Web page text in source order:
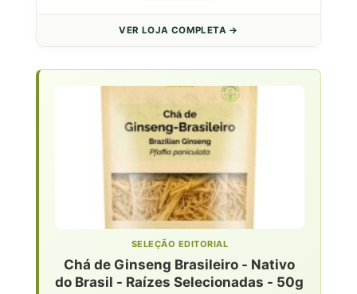
VER LOJA COMPLETA →
SELEÇÃO EDITORIAL
Chá de Ginseng Brasileiro - Nativo
do Brasil - Raízes Selecionadas - 50g